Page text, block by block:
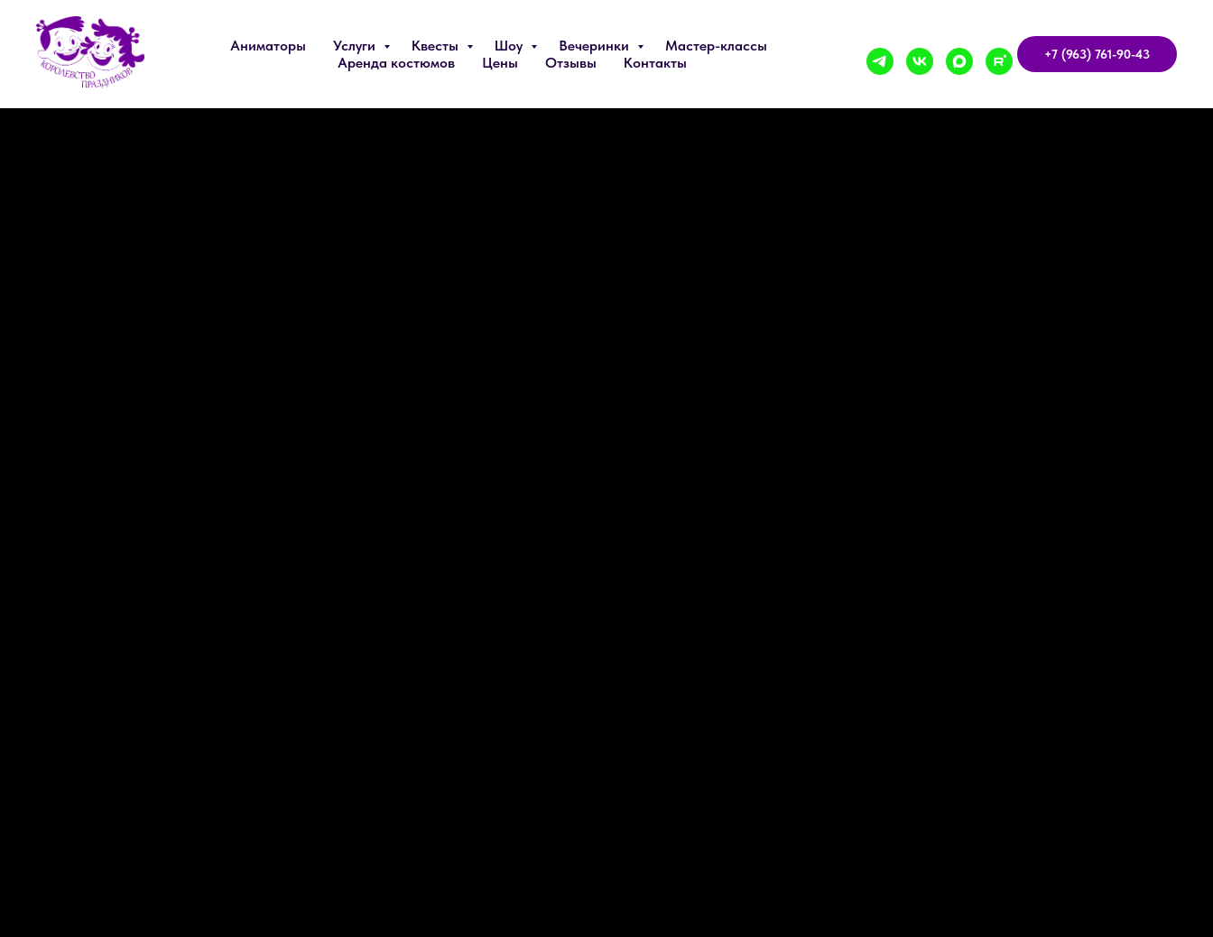
Аниматоры Услуги Квесты Шоу Вечеринки
Мастер-классы
Аренда костюмов
Цены Отзывы Контакты
+7 (963) 761-90-43